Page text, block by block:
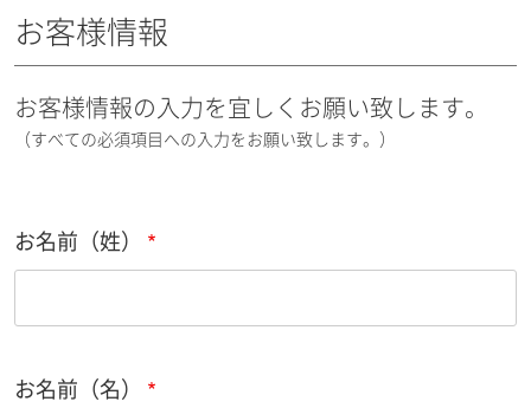
お客様情報
お客様情報の入力を宜しくお願い致します。
（すべての必須項目への入力をお願い致します。）
お名前（姓）
お名前（名）